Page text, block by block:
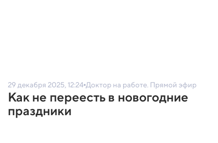
29 декабря 2025, 12:24 Доктор на работе. Прямой эфир
Как не переесть в новогодние
праздники